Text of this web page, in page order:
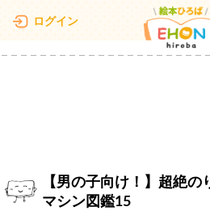
ログイン
【男の子向け！】超絶
マシン図鑑15